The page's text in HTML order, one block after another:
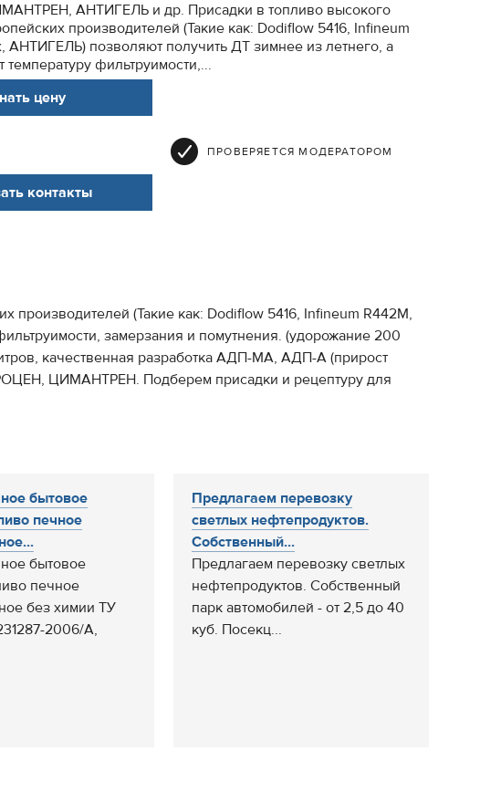
АНТИГЕЛЬ и др. Присадки в топливо высокого
производителей (Такие как: Dodiflow 5416, Infineum
АНТИГЕЛЬ) позволяют получить ДТ зимнее из летнего, а
температуру фильтруимости,...
цену
ПРОВЕРЯЕТСЯ МОДЕРАТОРОМ
контакты
(Такие как: Dodiflow 5416, Infineum R442М,
замерзания и помутнения. (удорожание 200
качественная разработка АДП-МА, АДП-А (прирост
ЦИМАНТРЕН. Подберем присадки и рецептуру для
бытовое
печное
бытовое
печное
без химии ТУ
2006/А,
Предлагаем перевозку
светлых нефтепродуктов.
Собственный...
Предлагаем перевозку светлых
нефтепродуктов. Собственный
парк автомобилей - от 2,5 до 40
куб. Посекц...